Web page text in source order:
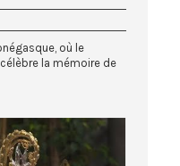
où le
la mémoire de